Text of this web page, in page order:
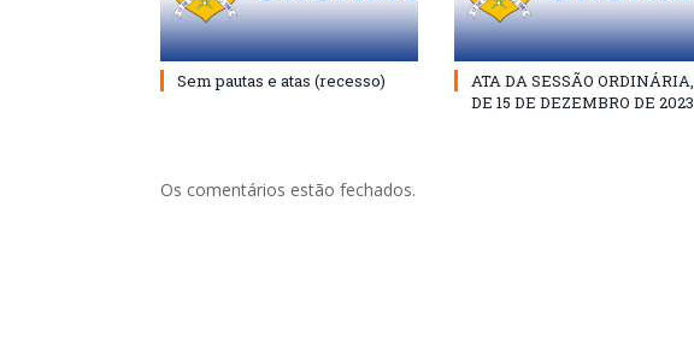
Sem pautas e atas (recesso)
ATA DA SESSÃO ORDINÁRIA,
DE 15 DE DEZEMBRO DE 2023
Os comentários estão fechados.